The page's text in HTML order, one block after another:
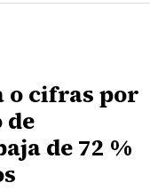
o cifras por
de
de 72 %